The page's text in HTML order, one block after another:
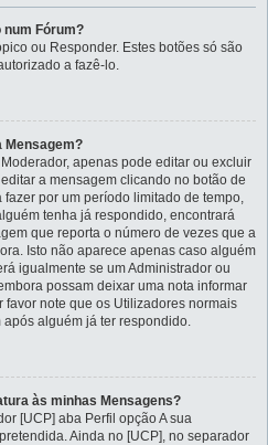
num Fórum?
ou Responder. Estes botões só são
a fazê-lo.
Mensagem?
apenas pode editar ou excluir
a mensagem clicando no botão de
por um período limitado de tempo,
tenha já respondido, encontrará
que reporta o número de vezes que a
Isto não aparece apenas caso alguém
igualmente se um Administrador ou
possam deixar uma nota informar
note que os Utilizadores normais
alguém já ter respondido.
às minhas Mensagens?
[UCP] aba Perfil opção A sua
Ainda no [UCP], no separador